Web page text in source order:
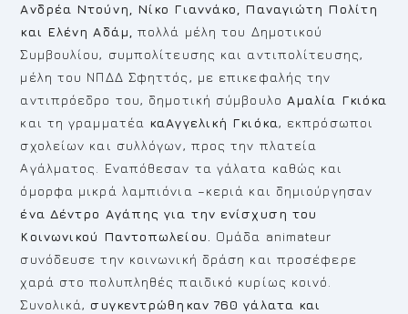
Ανδρέα Ντούνη, Νίκο Γιαννάκο, Παναγιώτη Πολίτη
και Ελένη Αδάμ,πολλά μέλη του Δημοτικού
Συμβουλίου, συμπολίτευσης και αντιπολίτευσης,
μέλη του ΝΠΔΔ Σφηττός, με επικεφαλής την
αντιπρόεδρο του, δημοτική σύμβουλο Αμαλία Γκιόκα
και τη γραμματέα καΑγγελική Γκιόκα, εκπρόσωποι
σχολείων και συλλόγων, προς την πλατεία
Αγάλματος. Εναπόθεσαν τα γάλατα καθώς και
όμορφα μικρά λαμπιόνια –κεριά και δημιούργησαν
ένα Δέντρο Αγάπης για την ενίσχυση του
Κοινωνικού Παντοπωλείου. Ομάδα animateur
συνόδευσε την κοινωνική δράση και προσέφερε
χαρά στο πολυπληθές παιδικό κυρίως κοινό.
Συνολικά,συγκεντρώθηκαν 760 γάλατα και